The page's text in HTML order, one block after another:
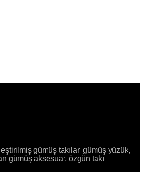
gümüş takılar, gümüş yüzük,
gümüş aksesuar, özgün takı